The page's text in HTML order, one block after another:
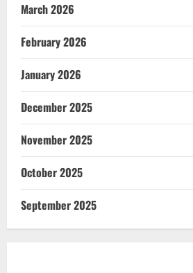
March 2026
February 2026
January 2026
December 2025
November 2025
October 2025
September 2025